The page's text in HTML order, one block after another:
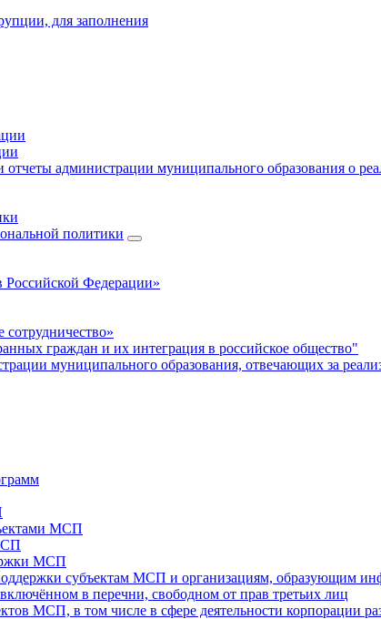
для заполнения
администрации муниципального образования о
политики
Российской Федерации»
граждан и их интеграция в российское общество"
муниципального образования, отвечающих за
МСП
МСП
субъектам МСП и организациям, образующим
в перечни, свободном от прав третьих лиц
МСП, в том числе в сфере деятельности корпорации